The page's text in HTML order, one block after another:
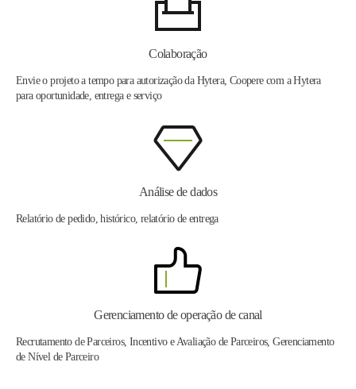
Colaboração
Envie o projeto a tempo para autorização da Hytera, Coopere com a Hytera
para oportunidade, entrega e serviço
Análise de dados
Relatório de pedido, histórico, relatório de entrega
Gerenciamento de operação de canal
Recrutamento de Parceiros, Incentivo e Avaliação de Parceiros, Gerenciamento
de Nível de Parceiro